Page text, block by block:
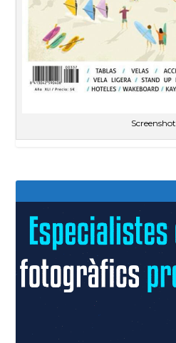
Screenshot